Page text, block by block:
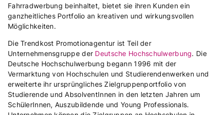
Fahrradwerbung beinhaltet, bietet sie ihren Kunden ein
ganzheitliches Portfolio an kreativen und wirkungsvollen
Möglichkeiten.
Die Trendkost Promotionagentur ist Teil der
Unternehmensgruppe der Deutsche Hochschulwerbung. Die
Deutsche Hochschulwerbung begann 1996 mit der
Vermarktung von Hochschulen und Studierendenwerken und
erweiterte ihr ursprüngliches Zielgruppenportfolio von
Studierende und AbsolventInnen in den letzten Jahren um
SchülerInnen, Auszubildende und Young Professionals.